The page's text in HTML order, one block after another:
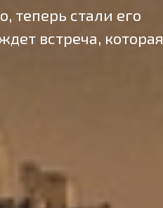
теперь стали его
встреча, которая